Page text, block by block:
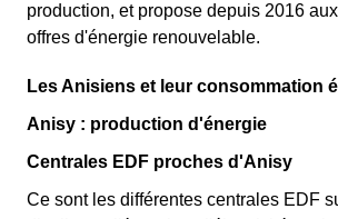
production, et propose depuis 2016
offres d'énergie renouvelable.
Les Anisiens et leur consommation
Anisy : production d'énergie
Centrales EDF proches d'Anisy
Ce sont les différentes centrales EDF